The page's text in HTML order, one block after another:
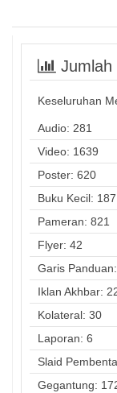
Jumlah
Keseluruhan
Audio: 281
Video: 1639
Poster: 620
Buku Kecil: 187
Pameran: 821
Flyer: 42
Garis
Iklan Akhbar:
Kolateral: 30
Laporan: 6
Slaid
Gegantung: